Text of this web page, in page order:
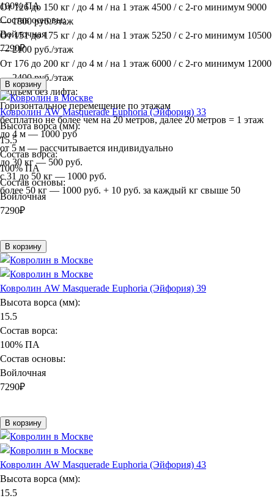
От 126 до 150 кг / до 4 м / на 1 этаж 4500 / с 2-го минимум 9000
— 1800 руб./этаж
От 151 до 175 кг / до 4 м / на 1 этаж 5250 / с 2-го минимум 10500
— 2100 руб./этаж
От 176 до 200 кг / до 4 м / на 1 этаж 6000 / с 2-го минимум 12000
— 2400 руб./этаж
Подъём без лифта:
Горизонтальное перемещение по этажам
бесплатно не более чем на 20 метров, далее 20 метров = 1 этаж
до 4 м — 1000 руб
от 5 м — рассчитывается индивидуально
до 30 кг — 500 руб.
с 31 до 50 кг — 1000 руб.
более 50 кг — 1000 руб. + 10 руб. за каждый кг свыше 50
100% ПА
Состав основы:
Войлочная
7290₽
В корзину
Ковролин AW Masquerade Euphoria (Эйфория) 33
Высота ворса (мм):
15.5
Состав ворса:
100% ПА
Состав основы:
Войлочная
7290₽
В корзину
Ковролин AW Masquerade Euphoria (Эйфория) 39
Высота ворса (мм):
15.5
Состав ворса:
100% ПА
Состав основы:
Войлочная
7290₽
В корзину
Ковролин AW Masquerade Euphoria (Эйфория) 43
Высота ворса (мм):
15.5